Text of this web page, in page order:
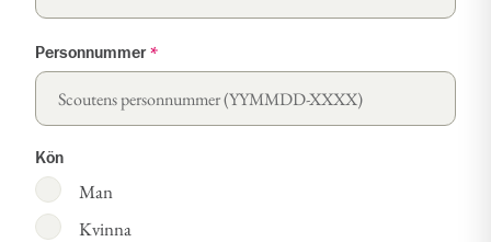
Personnummer *
Kön
Man
Kvinna